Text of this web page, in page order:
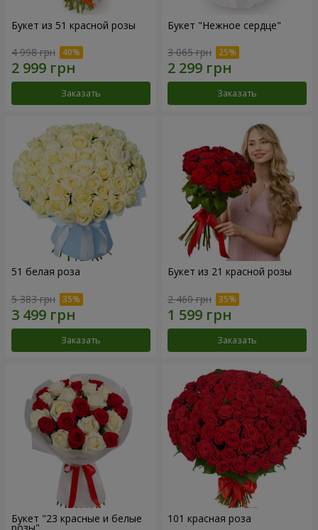
Букет из 51 красной розы
4 998 грн
Заказать
Букет "Нежное сердце"
3 065 грн
Заказать
51 белая роза
5 383 грн
Заказать
Букет из 21 красной розы
2 460 грн
Заказать
Букет "23 красные и белые 101 красная роза